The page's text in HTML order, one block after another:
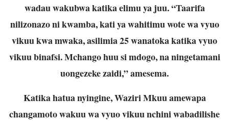
wadau wakubwa katika elimu ya juu. “Taarifa
nilizonazo ni kwamba, kati ya wahitimu wote wa vyuo
vikuu kwa mwaka, asilimia 25 wanatoka katika vyuo
vikuu binafsi. Mchango huu si mdogo, na ningetamani
uongezeke zaidi,” amesema.
Katika hatua nyingine, Waziri Mkuu amewapa
changamoto wakuu wa vyuo vikuu nchini wabadilishe